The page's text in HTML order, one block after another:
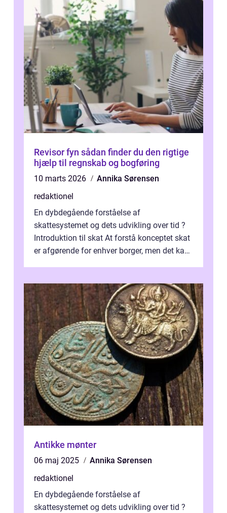
Revisor fyn sådan finder du den rigtige
hjælp til regnskab og bogføring
10 marts 2026
Annika Sørensen
redaktionel
En dybdegående forståelse af
skattesystemet og dets udvikling over tid ?
Introduktion til skat At forstå konceptet skat
er afgørende for enhver borger, men det kan
Antikke mønter
06 maj 2025
Annika Sørensen
redaktionel
En dybdegående forståelse af
skattesystemet og dets udvikling over tid ?